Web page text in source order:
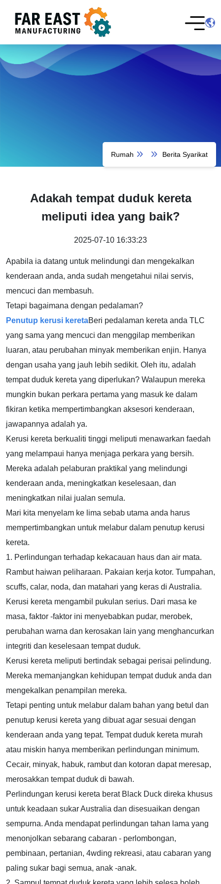
Rumah Berita Syarikat
Adakah tempat duduk kereta
meliputi idea yang baik?
2025-07-10 16:33:23
Apabila ia datang untuk melindungi dan mengekalkan
kenderaan anda, anda sudah mengetahui nilai servis,
mencuci dan membasuh.
Tetapi bagaimana dengan pedalaman?
Penutup kerusi keretaBeri pedalaman kereta anda TLC
yang sama yang mencuci dan menggilap memberikan
luaran, atau perubahan minyak memberikan enjin. Hanya
dengan usaha yang jauh lebih sedikit. Oleh itu, adalah
tempat duduk kereta yang diperlukan? Walaupun mereka
mungkin bukan perkara pertama yang masuk ke dalam
fikiran ketika mempertimbangkan aksesori kenderaan,
jawapannya adalah ya.
Kerusi kereta berkualiti tinggi meliputi menawarkan faedah
yang melampaui hanya menjaga perkara yang bersih.
Mereka adalah pelaburan praktikal yang melindungi
kenderaan anda, meningkatkan keselesaan, dan
meningkatkan nilai jualan semula.
Mari kita menyelam ke lima sebab utama anda harus
mempertimbangkan untuk melabur dalam penutup kerusi
kereta.
1. Perlindungan terhadap kekacauan haus dan air mata.
Rambut haiwan peliharaan. Pakaian kerja kotor. Tumpahan,
scuffs, calar, noda, dan matahari yang keras di Australia.
Kerusi kereta mengambil pukulan serius. Dari masa ke
masa, faktor -faktor ini menyebabkan pudar, merobek,
perubahan warna dan kerosakan lain yang menghancurkan
integriti dan keselesaan tempat duduk.
Kerusi kereta meliputi bertindak sebagai perisai pelindung.
Mereka memanjangkan kehidupan tempat duduk anda dan
mengekalkan penampilan mereka.
Tetapi penting untuk melabur dalam bahan yang betul dan
penutup kerusi kereta yang dibuat agar sesuai dengan
kenderaan anda yang tepat. Tempat duduk kereta murah
atau miskin hanya memberikan perlindungan minimum.
Cecair, minyak, habuk, rambut dan kotoran dapat meresap,
merosakkan tempat duduk di bawah.
Perlindungan kerusi kereta berat Black Duck direka khusus
untuk keadaan sukar Australia dan disesuaikan dengan
sempurna. Anda mendapat perlindungan tahan lama yang
menonjolkan sebarang cabaran - perlombongan,
pembinaan, pertanian, 4wding rekreasi, atau cabaran yang
paling sukar bagi semua, anak -anak.